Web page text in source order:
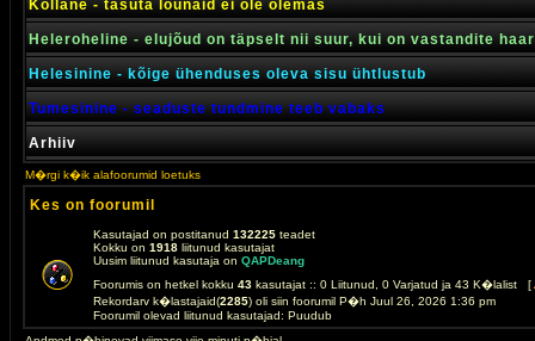
Kollane - tasuta lõunaid ei ole olemas
Heleroheline - elujõud on täpselt nii suur, kui on vastandite
Helesinine - kõige ühenduses oleva sisu ühtlustub
Tumesinine - seaduste tundmine teeb vabaks
Arhiiv
M�rgi k�ik alafoorumid loetuks
Kes on foorumil
Kasutajad on postitanud 132225 teadet
Kokku on 1918 liitunud kasutajat
Uusim liitunud kasutaja on QAPDeang
Foorumis on hetkel kokku 43 kasutajat :: 0 Liitunud, 0 Varjatud ja 43 K�lalist [
Rekordarv k�lastajaid(2285) oli siin foorumil P�h Juul 26, 2026 1:36 pm
Foorumil olevad liitunud kasutajad: Puudub